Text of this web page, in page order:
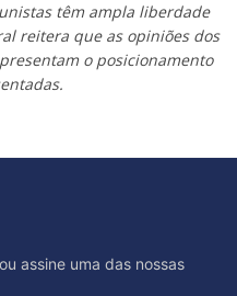
têm ampla liberdade
reitera que as opiniões dos
o posicionamento
assine uma das nossas